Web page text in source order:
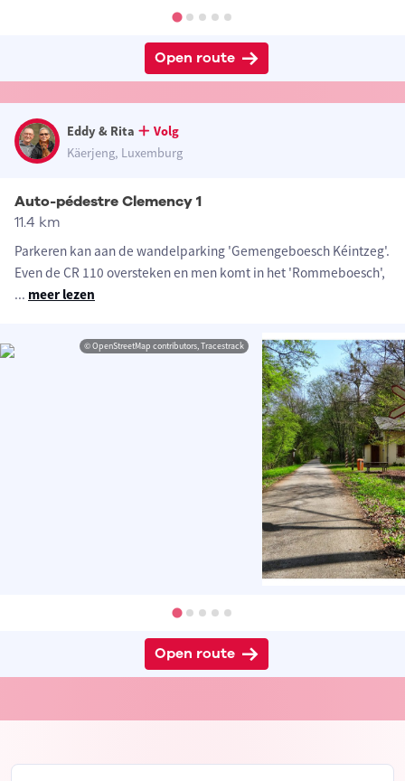
Open route
Eddy & Rita
Volg
Käerjeng, Luxemburg
Auto-pédestre Clemency 1
11.4 km
Parkeren kan aan de wandelparking 'Gemengeboesch Kéintzeg'.
Even de CR 110 oversteken en men komt in het 'Rommeboesch',
... meer lezen
© OpenStreetMap contributors, Tracestrack
Open route